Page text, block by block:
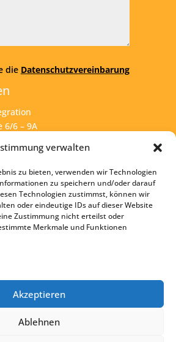
verwalten
zu bieten, verwenden wir Technologien
zu speichern und/oder darauf
Technologien zustimmst, können wir
oder eindeutige IDs auf dieser Website
Zustimmung nicht erteilst oder
Merkmale und Funktionen
Akzeptieren
Ablehnen
die Datenschutzvereinbarung
6/6 – 9A